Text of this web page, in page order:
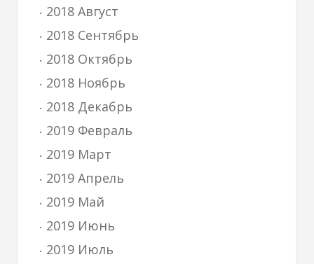
2018 Август
2018 Сентябрь
2018 Октябрь
2018 Ноябрь
2018 Декабрь
2019 Февраль
2019 Март
2019 Апрель
2019 Май
2019 Июнь
2019 Июль